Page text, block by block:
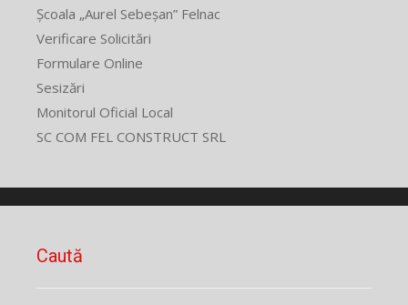
Școala „Aurel Sebeșan” Felnac
Verificare Solicitări
Formulare Online
Sesizări
Monitorul Oficial Local
SC COM FEL CONSTRUCT SRL
Caută